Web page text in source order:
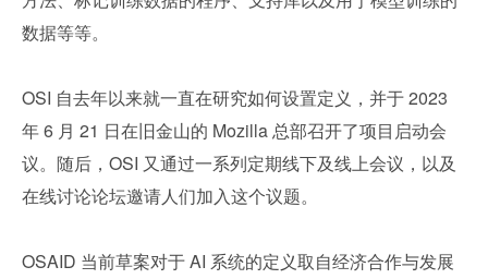
数据等等。
OSI 自去年以来就一直在研究如何设置定义，并于 2023
年 6 月 21 日在旧金山的 Mozilla 总部召开了项目启动会
议。随后，OSI 又通过一系列定期线下及线上会议，以及
在线讨论论坛邀请人们加入这个议题。
OSAID 当前草案对于 AI 系统的定义取自经济合作与发展